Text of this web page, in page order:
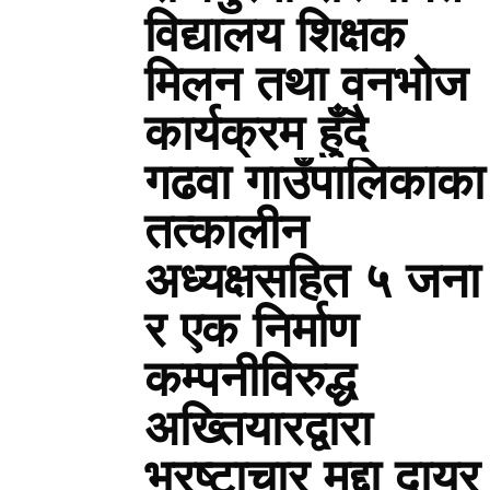
विद्यालय शिक्षक
मिलन तथा वनभोज
कार्यक्रम हुँदै
गढवा गाउँपालिकाका
तत्कालीन
अध्यक्षसहित ५ जना
र एक निर्माण
कम्पनीविरुद्ध
अख्तियारद्वारा
भ्रष्टाचार मुद्दा दायर